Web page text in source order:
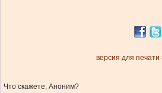
версия для печати
Что скажете, Аноним?